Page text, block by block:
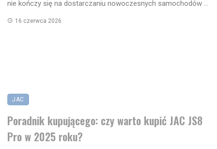
nie kończy się na dostarczaniu nowoczesnych samochodów ...
16 czerwca 2026
JAC
Poradnik kupującego: czy warto kupić JAC JS8
Pro w 2025 roku?